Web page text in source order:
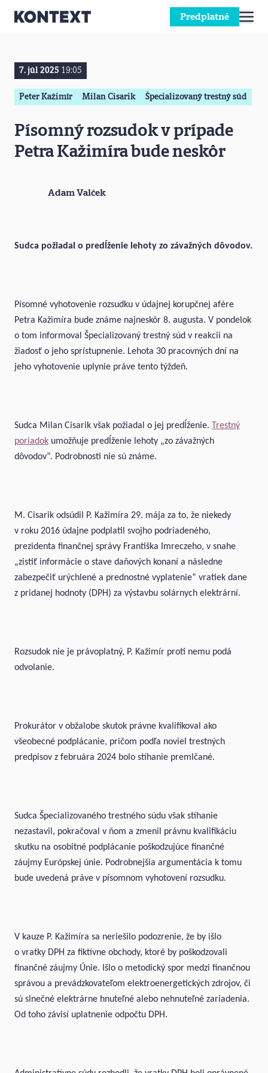
Predplatné
7. júl 2025 19:05
Peter Kažimír Milan Cisarik Špecializovaný trestný súd
Písomný rozsudok v prípade
Petra Kažimíra bude neskôr
Adam Valček
Sudca požiadal o predĺženie lehoty zo závažných dôvodov.
Písomné vyhotovenie rozsudku v údajnej korupčnej afére
Petra Kažimíra bude známe najneskôr 8. augusta. V pondelok
o tom informoval Špecializovaný trestný súd v reakcii na
žiadosť o jeho sprístupnenie. Lehota 30 pracovných dní na
jeho vyhotovenie uplynie práve tento týždeň.
Sudca Milan Cisarik však požiadal o jej predĺženie.
Trestný
poriadok umožňuje predĺženie lehoty „zo závažných
dôvodov“. Podrobnosti nie sú známe.
M. Cisarik odsúdil P. Kažimíra 29. mája za to, že niekedy
v roku 2016 údajne podplatil svojho podriadeného,
prezidenta finančnej správy Františka Imreczeho, v snahe
„zistiť informácie o stave daňových konaní a následne
zabezpečiť urýchlené a prednostné vyplatenie“ vratiek dane
z pridanej hodnoty (DPH) za výstavbu solárnych elektrární.
Rozsudok nie je právoplatný, P. Kažimír proti nemu podá
odvolanie.
Prokurátor v obžalobe skutok právne kvalifikoval ako
všeobecné podplácanie, pričom podľa noviel trestných
predpisov z februára 2024 bolo stíhanie premlčané.
Sudca Špecializovaného trestného súdu však stíhanie
nezastavil, pokračoval v ňom a zmenil právnu kvalifikáciu
skutku na osobitné podplácanie poškodzujúce finančné
záujmy Európskej únie. Podrobnejšia argumentácia k tomu
bude uvedená práve v písomnom vyhotovení rozsudku.
V kauze P. Kažimíra sa neriešilo podozrenie, že by išlo
o vratky DPH za fiktívne obchody, ktoré by poškodzovali
finančné záujmy Únie. Išlo o metodický spor medzi finančnou
správou a prevádzkovateľom elektroenergetických zdrojov, či
sú slnečné elektrárne hnuteľné alebo nehnuteľné zariadenia.
Od toho závisí uplatnenie odpočtu DPH.